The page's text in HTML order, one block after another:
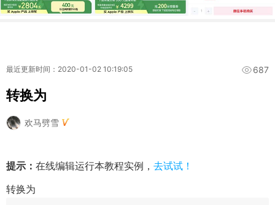
最近更新时间：2020-01-02 10:19:05 687
转换为
欢马劈雪
提示： 在线编辑运行本教程实例， 去试试！
转换为